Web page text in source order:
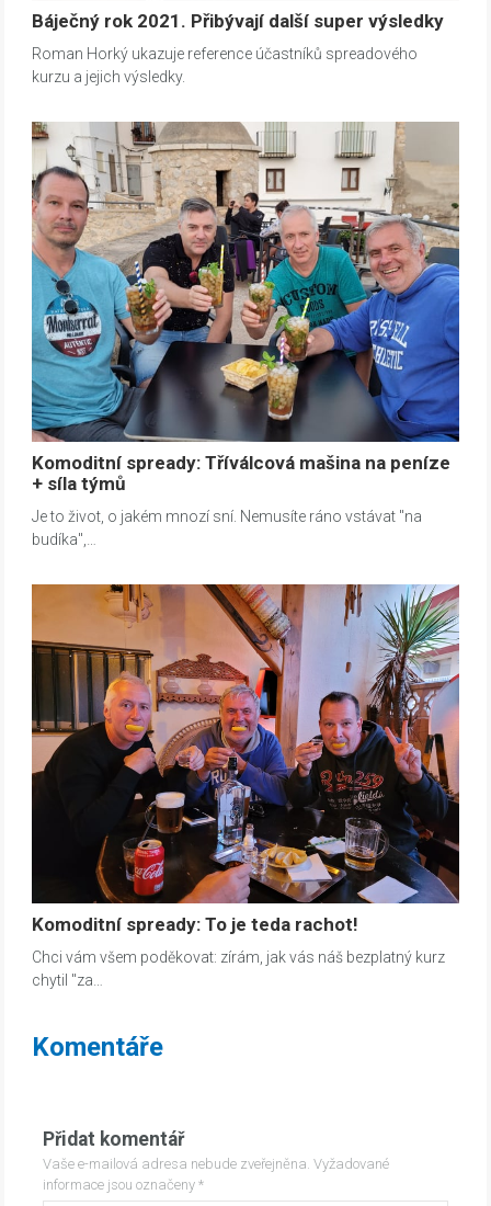
Báječný rok 2021. Přibývají další super výsledky
Roman Horký ukazuje reference účastníků spreadového
kurzu a jejich výsledky.
Komoditní spready: Tříválcová mašina na peníze
+ síla týmů
Je to život, o jakém mnozí sní. Nemusíte ráno vstávat "na
budíka",…
Komoditní spready: To je teda rachot!
Chci vám všem poděkovat: zírám, jak vás náš bezplatný kurz
chytil "za…
Komentáře
Přidat komentář
Vaše e-mailová adresa nebude zveřejněna. Vyžadované
informace jsou označeny*